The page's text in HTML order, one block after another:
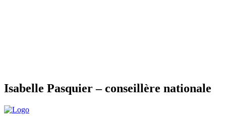
Isabelle Pasquier – conseillère nationale